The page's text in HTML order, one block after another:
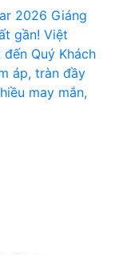
2026 Giáng
gần! Việt
Quý Khách
áp, tràn đầy
may mắn,